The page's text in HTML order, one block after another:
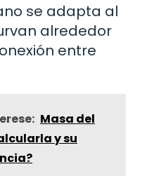
se adapta al
alrededor
entre
Masa del
y su